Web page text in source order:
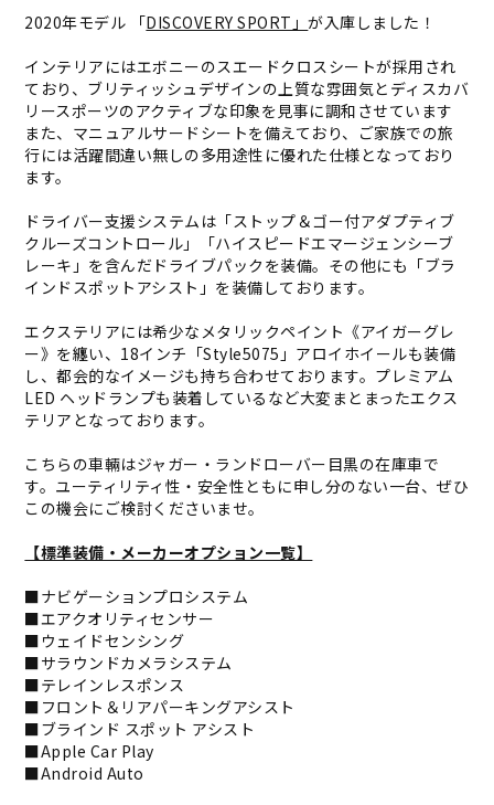
2020年モデル 「DISCOVERY SPORT」が入庫しました！
インテリアにはエボニーのスエードクロスシートが採用され
ており、ブリティッシュデザインの上質な雰囲気とディスカバ
リースポーツのアクティブな印象を見事に調和させています
また、マニュアルサードシートを備えており、ご家族での旅
行には活躍間違い無しの多用途性に優れた仕様となっており
ます。
ドライバー支援システムは「ストップ＆ゴー付アダプティブ
クルーズコントロール」「ハイスピードエマージェンシーブ
レーキ」を含んだドライブパックを装備。その他にも「ブラ
インドスポットアシスト」を装備しております。
エクステリアには希少なメタリックペイント《アイガーグレ
ー》を纏い、18インチ「Style5075」アロイホイールも装備
し、都会的なイメージも持ち合わせております。プレミアム
LED ヘッドランプも装着しているなど大変まとまったエクス
テリアとなっております。
こちらの車輛はジャガー・ランドローバー目黒の在庫車で
す。ユーティリティ性・安全性ともに申し分のない一台、ぜひ
この機会にご検討くださいませ。
【標準装備・メーカーオプション一覧】
■ナビゲーションプロシステム
■エアクオリティセンサー
■ウェイドセンシング
■サラウンドカメラシステム
■テレインレスポンス
■フロント＆リアパーキングアシスト
■ブラインド スポット アシスト
■Apple Car Play
■Android Auto